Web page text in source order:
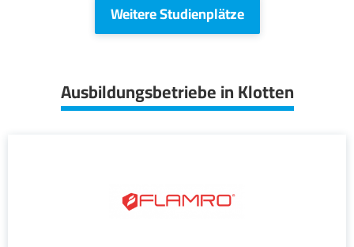
Weitere Studienplätze
Ausbildungsbetriebe in Klotten